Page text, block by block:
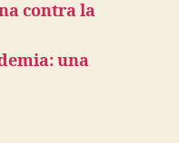
contra la
una